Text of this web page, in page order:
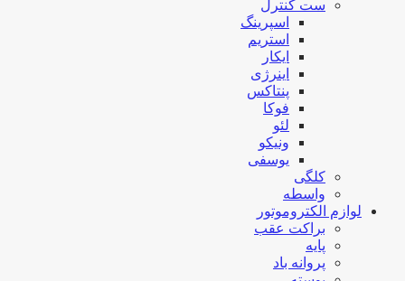
ست کنترل
اسپرینگ
استریم
ایکار
اینرژی
پنتاکس
فوکا
لئو
ونیکو
یوسفی
کلگی
واسطه
لوازم الکتروموتور
براکت عقب
پایه
پروانه باد